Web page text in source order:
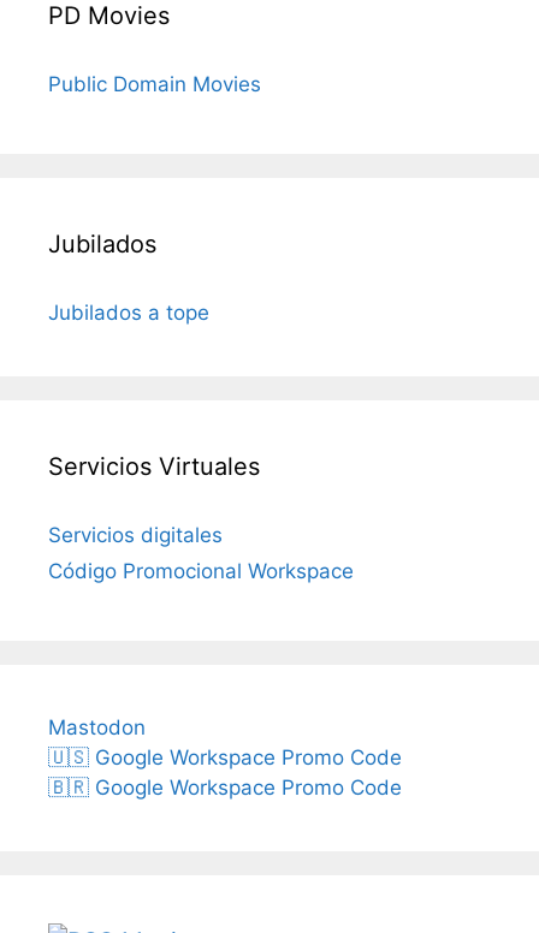
PD Movies
Public Domain Movies
Jubilados
Jubilados a tope
Servicios Virtuales
Servicios digitales
Código Promocional Workspace
Mastodon
🇺🇸 Google Workspace Promo Code
🇧🇷 Google Workspace Promo Code